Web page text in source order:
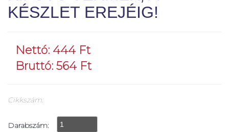
KÉSZLET EREJÉIG!
Nettó: 444 Ft
Bruttó: 564 Ft
Cikkszám:
Darabszám: